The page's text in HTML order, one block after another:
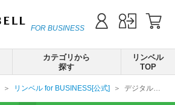
FOR BUSINESS
カテゴリから
探す
リンベル
TOP
リンベル for BUSINESS[公式] デジタルカタログギフト